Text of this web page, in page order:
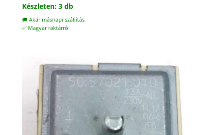
Készleten: 3 db
🚚 Akár másnapi szállítás
✅ Magyar raktárról